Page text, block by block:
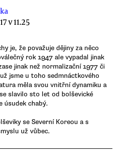
v 11.25
je, že považuje dějiny za něco
rok 1947 ale vypadal jinak
jinak než normalizační 1977 či
jsme u toho sedmnáctkového
měla svou vnitřní dynamiku a
slavilo sto let od bolševické
úsudek chabý.
se Severní Koreou a s
už vůbec.